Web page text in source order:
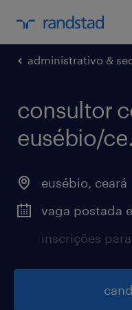
administrativo &
consultor
eusébio/ce.
eusébio, ceará
vaga postada